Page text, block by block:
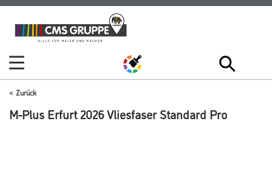
Zum
Inhalt
Zum
Navigationsmenü
Zurück
M-Plus Erfurt 2026 Vliesfaser Standard Pro